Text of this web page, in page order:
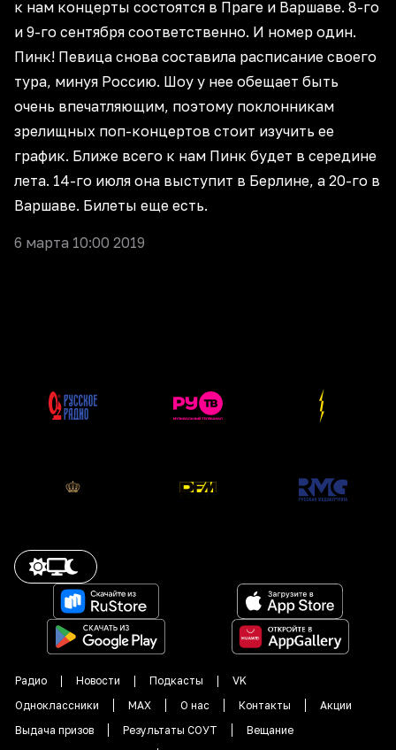
к нам концерты состоятся в Праге и Варшаве. 8-го
и 9-го сентября соответственно. И номер один.
Пинк! Певица снова составила расписание своего
тура, минуя Россию. Шоу у нее обещает быть
очень впечатляющим, поэтому поклонникам
зрелищных поп-концертов стоит изучить ее
график. Ближе всего к нам Пинк будет в середине
лета. 14-го июля она выступит в Берлине, а 20-го в
Варшаве. Билеты еще есть.
6 марта 10:00 2019
Радио Новости Подкасты
VK
Одноклассники
MAX О нас Контакты
Акции
Выдача призов
Результаты СОУТ
Вещание